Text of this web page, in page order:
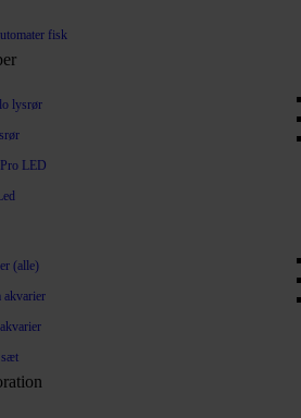
fisk
lysrør
LED
(alle)
akvarier
sæt